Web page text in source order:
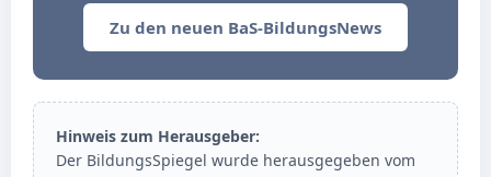
Zu den neuen BaS-BildungsNews
Hinweis zum Herausgeber:
Der BildungsSpiegel wurde herausgegeben vom